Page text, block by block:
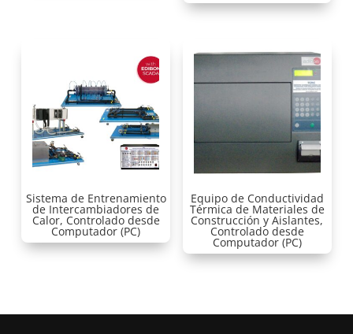
Sistema de Entrenamiento
de Intercambiadores de
Calor, Controlado desde
Computador (PC)
Equipo de Conductividad
Térmica de Materiales de
Construcción y Aislantes,
Controlado desde
Computador (PC)